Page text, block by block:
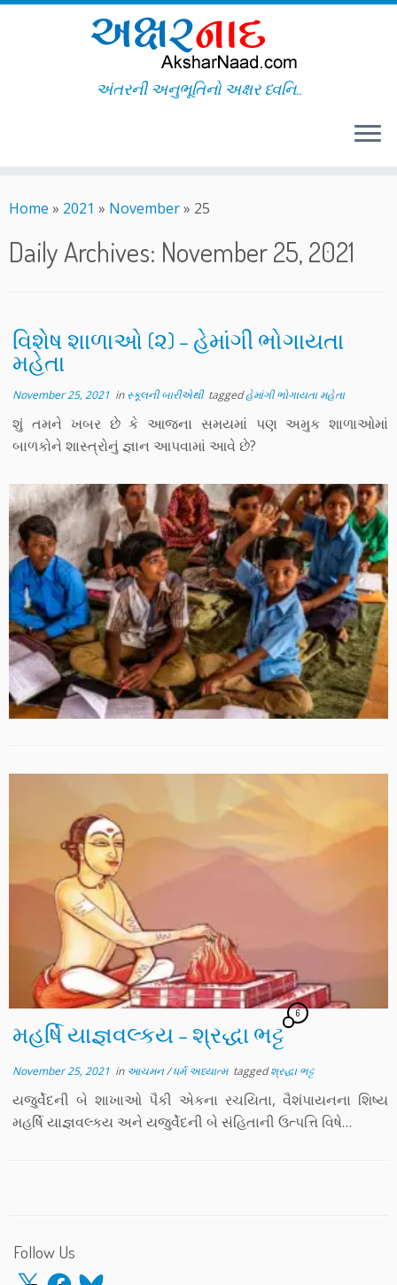
to
અંતરની અનુભૂતિનો અક્ષર ધ્વનિ..
Home » 2021 » November» 25
Daily Archives: November 25, 2021
વિશેષ શાળાઓ (૨) – હેમાંગી ભોગાયતા
મહેતા
November 25, 2021 inસ્કૂલની બારીએથી taggedહેમાંગી ભોગાયતા મહેતા
શું તમને ખબર છે કે આજના સમયમાં પણ અમુક શાળાઓમાં
બાળકોને શાસ્ત્રોનું જ્ઞાન આપવામાં આવે છે?
મહર્ષિ યાજ્ઞવલ્કય – શ્રદ્ધા ભટ્ટ
6
November 25, 2021 in આચમન/ધર્મ અધ્યાત્મ taggedશ્રદ્ધા ભટ્ટ
યજુર્વેદની બે શાખાઓ પૈકી એકના રચયિતા, વૈશંપાયનના શિષ્ય
મહર્ષિ યાજ્ઞવલ્કય અને યજુર્વેદની બે સંહિતાની ઉત્પત્તિ વિષે…
Follow Us
X Facebook
Bluesky